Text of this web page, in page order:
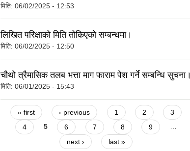
मिति: 06/02/2025 - 12:53
लिखित परिक्षाको मिति तोकिएको सम्बन्धमा।
मिति: 06/02/2025 - 12:50
चौथो त्रैमासिक तलब भत्ता माग फाराम पेश गर्ने सम्बन्धि सुचना।
मिति: 06/01/2025 - 15:43
Pages
« first ‹ previous 1 2
3
4
5 6 7 8 9
…
next ›
last »